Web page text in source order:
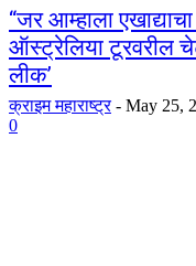
“जर आम्हाला
ऑस्ट्रेलिया टूरवरील
लीक’
क्राइम महाराष्ट्र - May 25,
0